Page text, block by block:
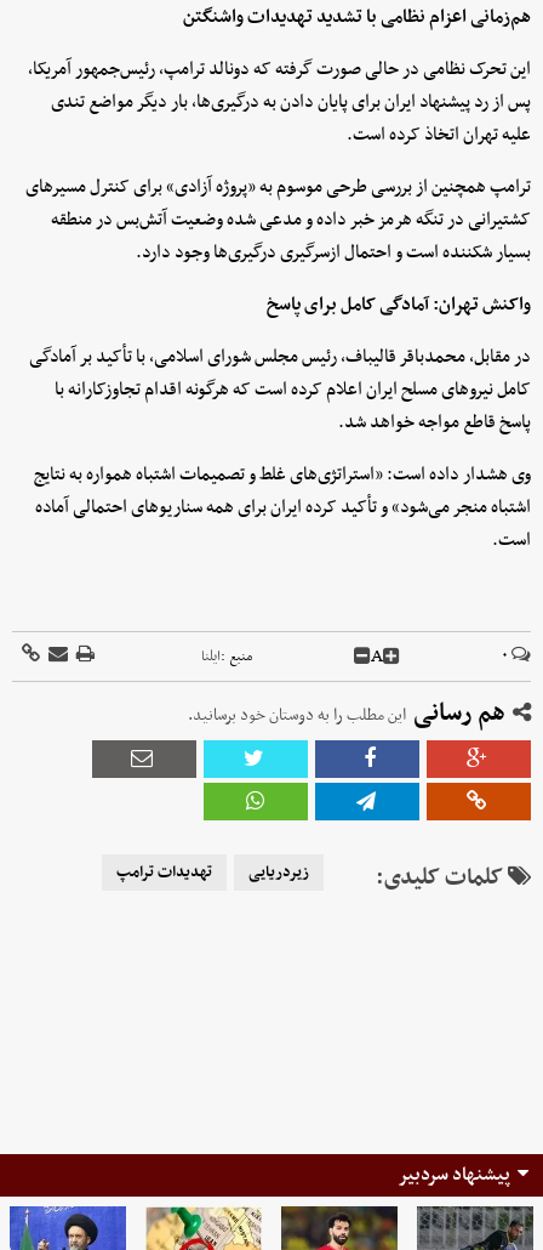
هم‌زمانی اعزام نظامی با تشدید تهدیدات واشنگتن
این تحرک نظامی در حالی صورت گرفته که دونالد ترامپ، رئیس‌جمهور آمریکا،
پس از رد پیشنهاد ایران برای پایان دادن به درگیری‌ها، بار دیگر مواضع تندی
علیه تهران اتخاذ کرده است.
ترامپ همچنین از بررسی طرحی موسوم به «پروژه آزادی» برای کنترل مسیرهای
کشتیرانی در تنگه هرمز خبر داده و مدعی شده وضعیت آتش‌بس در منطقه
بسیار شکننده است و احتمال ازسرگیری درگیری‌ها وجود دارد.
واکنش تهران: آمادگی کامل برای پاسخ
در مقابل، محمدباقر قالیباف، رئیس مجلس شورای اسلامی، با تأکید بر آمادگی
کامل نیروهای مسلح ایران اعلام کرده است که هرگونه اقدام تجاوزکارانه با
پاسخ قاطع مواجه خواهد شد.
وی هشدار داده است: «استراتژی‌های غلط و تصمیمات اشتباه همواره به نتایج
اشتباه منجر می‌شود» و تأکید کرده ایران برای همه سناریوهای احتمالی آماده
است.
۰ A منبع :ایلنا
هم رسانی این مطلب را به دوستان خود برسانید.
کلمات کلیدی: زیردریایی تهدیدات ترامپ
پیشنهاد سردبیر